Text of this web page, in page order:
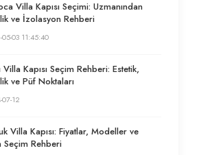
Villa Kapısı Seçimi: Uzmanından
ve İzolasyon Rehberi
03 11:45:40
Villa Kapısı Seçim Rehberi: Estetik,
ve Püf Noktaları
12
Villa Kapısı: Fiyatlar, Modeller ve
Seçim Rehberi